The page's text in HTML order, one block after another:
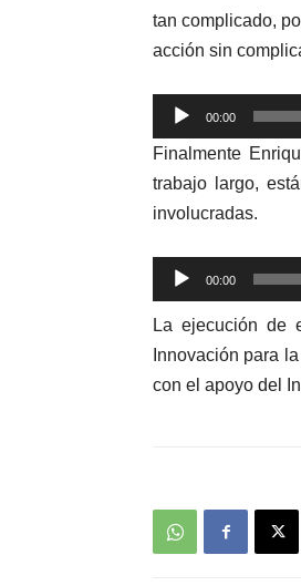
tan complicado,
acción sin
Reproductor
de
audio
00:00
Finalmente
trabajo largo,
involucradas.
Reproductor
de
audio
00:00
La ejecución de
Innovación para
con el apoyo del